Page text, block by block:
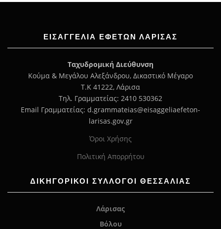
ΕΙΣΑΓΓΕΛΊΑ ΕΦΕΤΏΝ ΛΆΡΙΣΑΣ
Ταχυδρομική Διεύθυνση
Κούμα & Μεγάλου Αλεξάνδρου, Δικαστικό Μέγαρο
Τ.Κ 41222, Λάρισα
Τηλ. Γραμματείας: 2410 530362
Email Γραμματείας: d.grammateias@eisaggeliaefeton-
larisas.gov.gr
Όροι Χρήσης
Πολιτική Απορρήτου
ΔΙΚΗΓΟΡΙΚΟΙ ΣΥΛΛΟΓΟΙ ΘΕΣΣΑΛΙΑΣ
Λάρισας
Βόλου